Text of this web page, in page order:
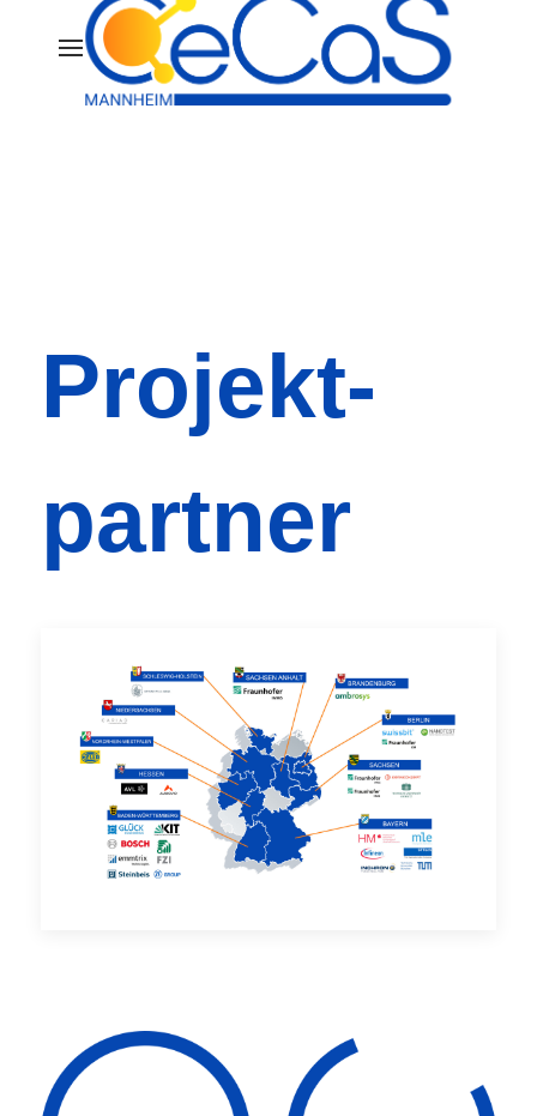
Projekt­
partner